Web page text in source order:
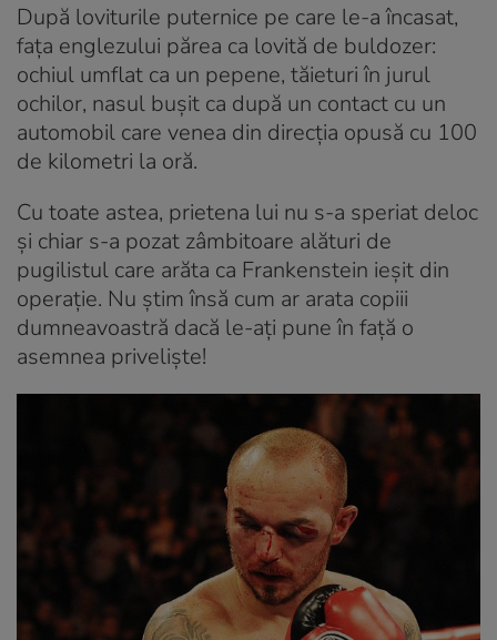
După loviturile puternice pe care le-a încasat,
fața englezului părea ca lovită de buldozer:
ochiul umflat ca un pepene, tăieturi în jurul
ochilor, nasul bușit ca după un contact cu un
automobil care venea din direcția opusă cu 100
de kilometri la oră.
Cu toate astea, prietena lui nu s-a speriat deloc
și chiar s-a pozat zâmbitoare alături de
pugilistul care arăta ca Frankenstein ieșit din
operație. Nu știm însă cum ar arata copiii
dumneavoastră dacă le-ați pune în față o
asemnea priveliște!